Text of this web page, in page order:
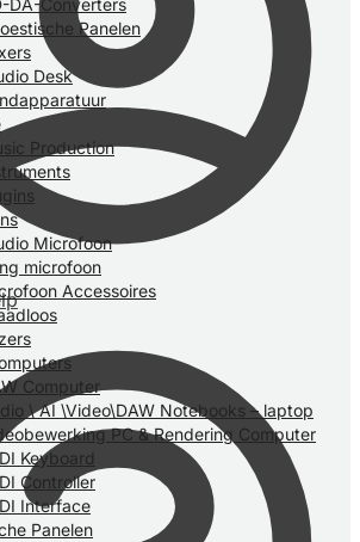
DA-Converters
Panelen
Desk
Production
Microfoon
microfoon
Accessoires
Computer
\ AI \Video\DAW Notebooks – laptop
PC & Rendering Computer
Keyboard
Controller
Interface
Panelen